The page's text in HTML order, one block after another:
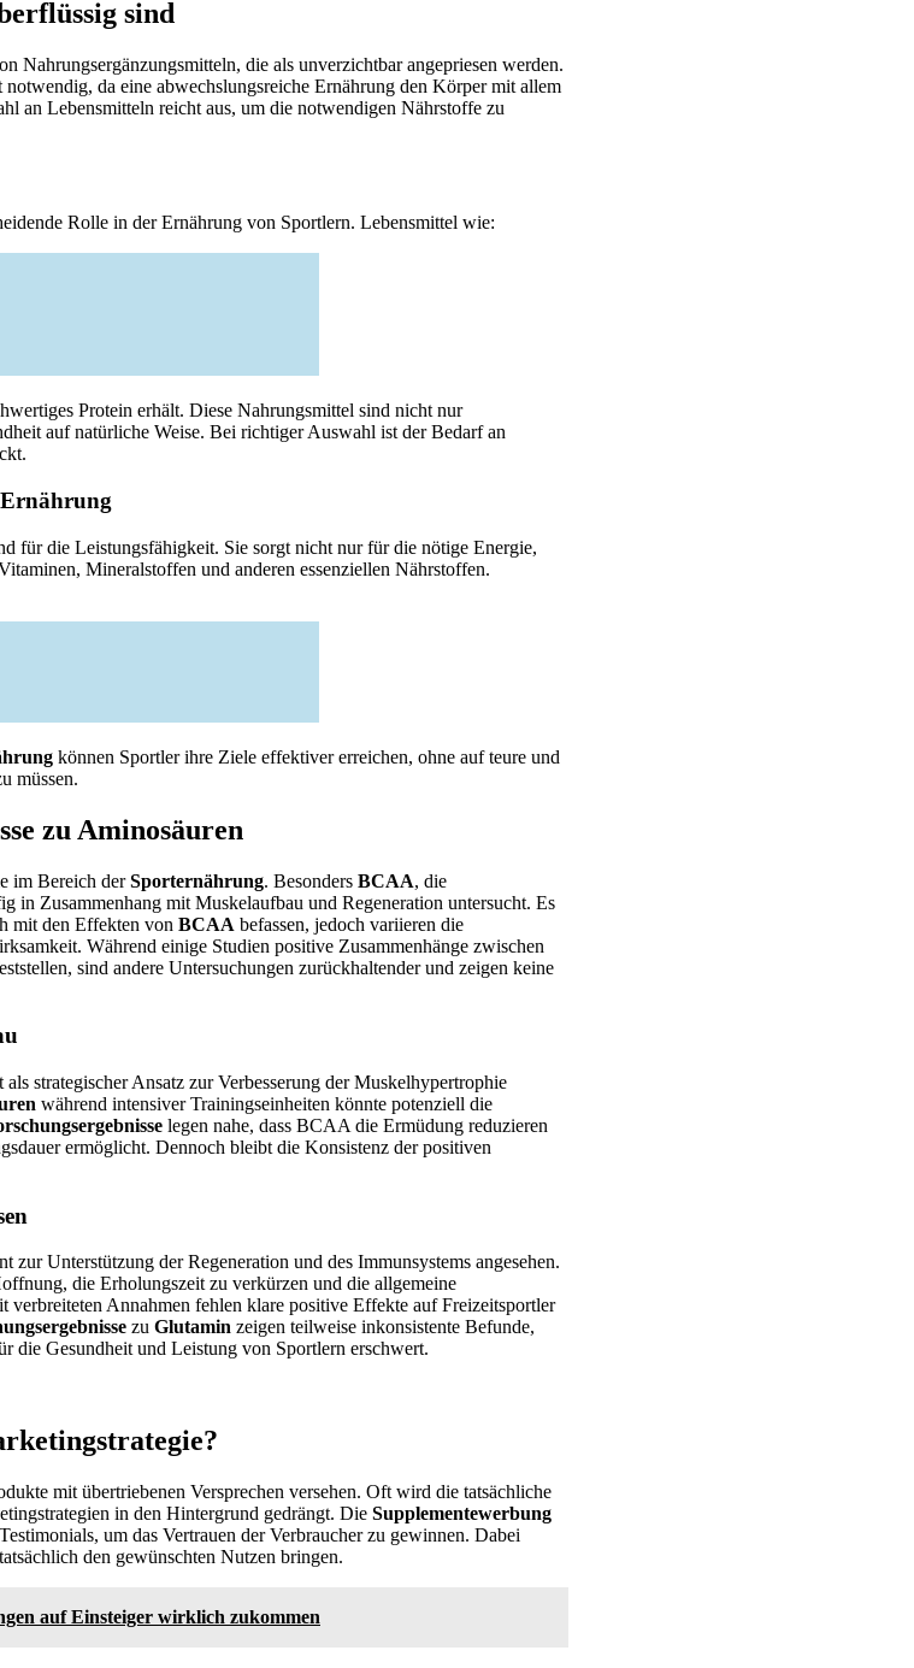
sind
Nahrungsergänzungsmitteln, die als unverzichtbar angepriesen werden.
da eine abwechslungsreiche Ernährung den Körper mit allem
an Lebensmitteln reicht aus, um die notwendigen Nährstoffe zu
Rolle in der Ernährung von Sportlern. Lebensmittel wie:
Protein erhält. Diese Nahrungsmittel sind nicht nur
auf natürliche Weise. Bei richtiger Auswahl ist der Bedarf an
Ernährung
für die Leistungsfähigkeit. Sie sorgt nicht nur für die nötige Energie,
Mineralstoffen und anderen essenziellen Nährstoffen.
können Sportler ihre Ziele effektiver erreichen, ohne auf teure und
müssen.
zu Aminosäuren
im Bereich derSporternährung. Besonders BCAA, die
in Zusammenhang mit Muskelaufbau und Regeneration untersucht. Es
mit den Effekten von BCAA befassen, jedoch variieren die
Während einige Studien positive Zusammenhänge zwischen
sind andere Untersuchungen zurückhaltender und zeigen keine
strategischer Ansatz zur Verbesserung der Muskelhypertrophie
während intensiver Trainingseinheiten könnte potenziell die
legen nahe, dass BCAA die Ermüdung reduzieren
ermöglicht. Dennoch bleibt die Konsistenz der positiven
zur Unterstützung der Regeneration und des Immunsystems angesehen.
die Erholungszeit zu verkürzen und die allgemeine
verbreiteten Annahmen fehlen klare positive Effekte auf Freizeitsportler
zu Glutamin zeigen teilweise inkonsistente Befunde,
die Gesundheit und Leistung von Sportlern erschwert.
mit übertriebenen Versprechen versehen. Oft wird die tatsächliche
in den Hintergrund gedrängt. Die Supplementewerbung
um das Vertrauen der Verbraucher zu gewinnen. Dabei
den gewünschten Nutzen bringen.
auf Einsteiger wirklich zukommen